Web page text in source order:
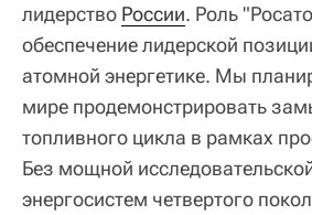
лидерство России. Роль
обеспечение лидерской
атомной энергетике. Мы
мире продемонстрировать
топливного цикла в рамках
Без мощной
энергосистем четвертого